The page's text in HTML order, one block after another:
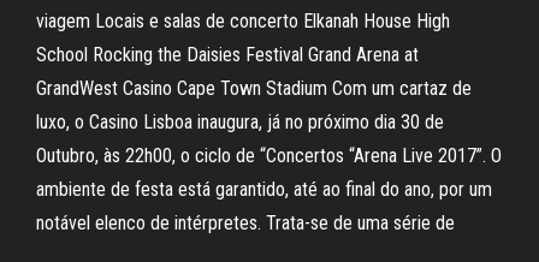
viagem Locais e salas de concerto Elkanah House High
School Rocking the Daisies Festival Grand Arena at
GrandWest Casino Cape Town Stadium Com um cartaz de
luxo, o Casino Lisboa inaugura, já no próximo dia 30 de
Outubro, às 22h00, o ciclo de “Concertos “Arena Live 2017”. O
ambiente de festa está garantido, até ao final do ano, por um
notável elenco de intérpretes. Trata-se de uma série de